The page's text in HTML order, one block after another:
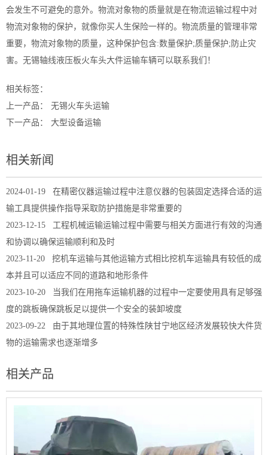
会发生不可避免的意外。物流对象物的质量就是在物流运输过程中对
物流对象物的保护，就像你买人生保险一样的。物流质量的管理非常
重要，物流对象物的质量，这种保护包含:数量保护;质量保护;防止灾
害。 无锡轴线液压板火车头大件运输车辆可以联系我们！
相关标签：
上一产品：
无锡火车头运输
下一产品：
大型设备运输
相关新闻
2024-01-19
在精密仪器运输过程中注意仪器的包装固定选择合适的运
输工具提供操作指导采取防护措施是非常重要的
2023-12-15
工程机械运输运输过程中需要与相关方面进行有效的沟通
和协调以确保运输顺利和及时
2023-11-20
挖机车运输与其他运输方式相比挖机车运输具有较低的成
本并且可以适应不同的道路和地形条件
2023-10-20
当我们在用拖车运输机器的过程中一定要使用具有足够强
度的跳板确保跳板足以提供一个安全的装卸坡度
2023-09-22
由于其地理位置的特殊性陕甘宁地区经济发展较快大件货
物的运输需求也逐渐增多
相关产品